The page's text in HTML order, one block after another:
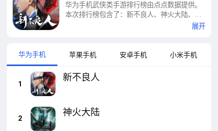
华为手机武侠类手游排行榜由点点数据提供。
本次排行榜包含了：新不良人、神火大陆、九
灵神域、剑侠世界：起源、仙剑奇侠传：新的
游排行榜
展开
华为手机 苹果手机 安卓手机 小米手机
1
新不良人
2
神火大陆